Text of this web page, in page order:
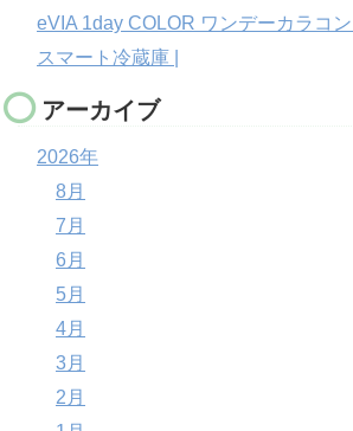
eVIA 1day COLOR ワンデーカラコン |
スマート冷蔵庫 |
アーカイブ
2026年
8月
7月
6月
5月
4月
3月
2月